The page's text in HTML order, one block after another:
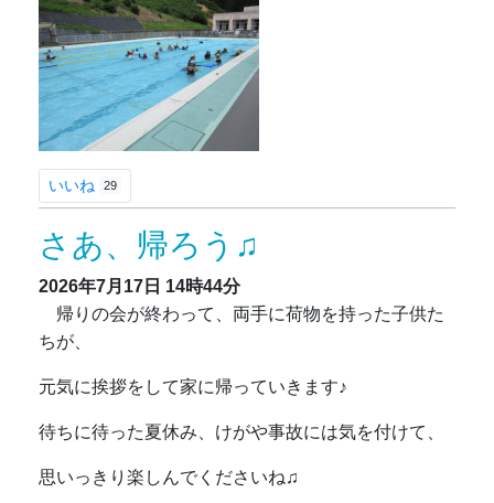
いいね 29
さあ、帰ろう♫
2026年7月17日 14時44分
帰りの会が終わって、両手に荷物を持った子供た
ちが、
元気に挨拶をして家に帰っていきます♪
待ちに待った夏休み、けがや事故には気を付けて、
思いっきり楽しんでくださいね♫